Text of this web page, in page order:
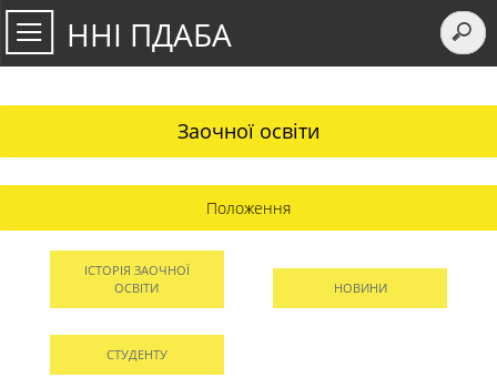
ННІ ПДАБА
Заочної освіти
Положення
ІСТОРІЯ ЗАОЧНОЇ
ОСВІТИ
НОВИНИ
СТУДЕНТУ